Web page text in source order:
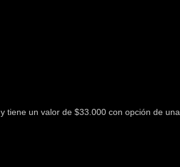
tiene un valor de $33.000 con opción de una